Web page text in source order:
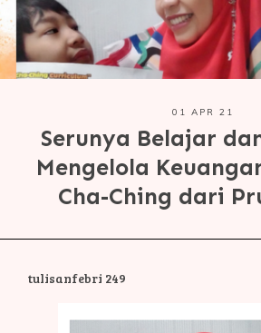
01 APR 21
Serunya Belajar
Mengelola
Cha-Ching dari
tulisanfebri 249